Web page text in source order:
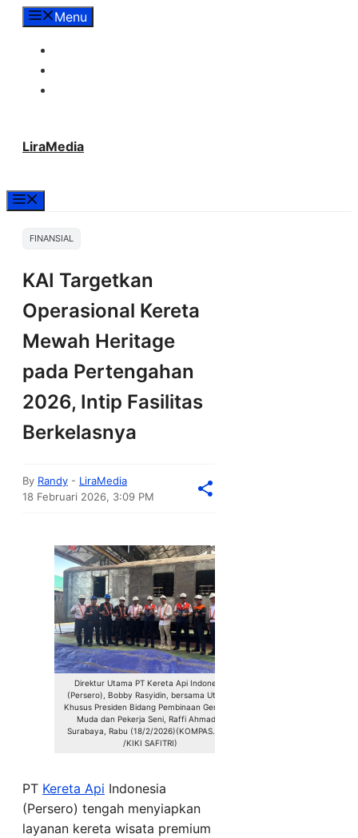
LangsungMenu
LiraMedia
FINANSIAL
KAI Targetkan
Operasional Kereta
Mewah Heritage
pada Pertengahan
2026, Intip Fasilitas
Berkelasnya
By Randy - LiraMedia
18 Februari 2026, 3:09 PM
Direktur Utama PT Kereta Api Indonesia
(Persero), Bobby Rasyidin, bersama Utusan
Khusus Presiden Bidang Pembinaan Generasi
Muda dan Pekerja Seni, Raffi Ahmad di
Surabaya, Rabu (18/2/2026)(KOMPAS.COM
/KIKI SAFITRI)
PT Kereta Api Indonesia
(Persero) tengah menyiapkan
layanan kereta wisata premium